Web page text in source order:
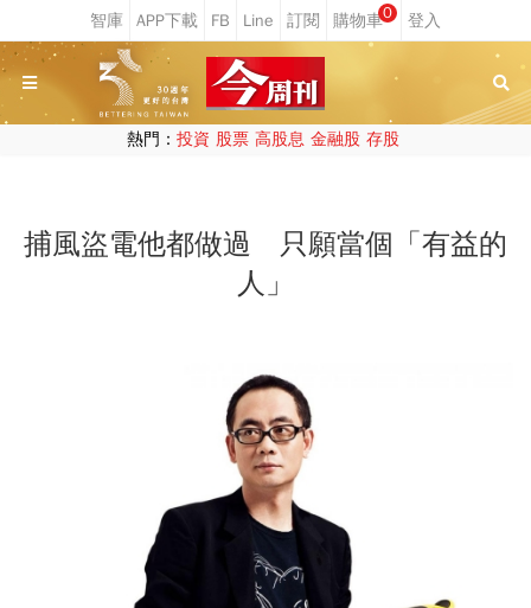
0
熱門： 投資 股票 高股息 金融股 存股
捕風盜電他都做過 只願當個「有益的
人」